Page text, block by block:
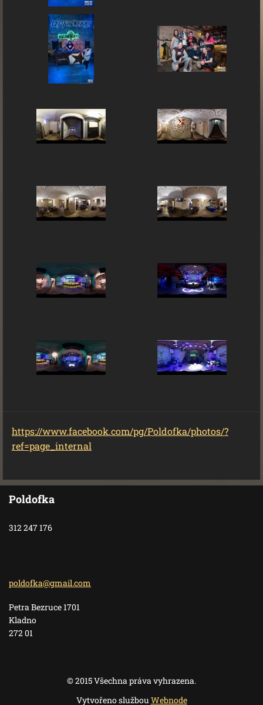
https://www.facebook.com/pg/Poldofka/photos/?
ref=page_internal
Poldofka
312 247 176
poldofka@gmail.com
Petra Bezruce 1701
Kladno
272 01
© 2015 Všechna práva vyhrazena.
Vytvořeno službou Webnode